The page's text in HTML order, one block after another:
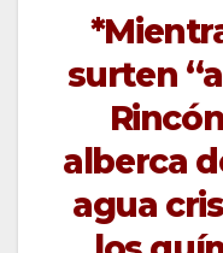
surten
alberca
agua